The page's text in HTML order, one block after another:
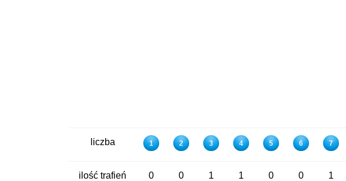
liczba 1 2 3 4 5 6 7
ilość trafień 0 0 1 1 0 0 1